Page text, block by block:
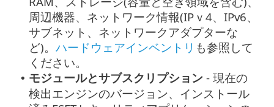
周辺機器、ネットワーク情報(IPｖ4、IPv6、
サブネット、ネットワークアダプターな
ど)。 ハードウェアインベントリ も参照して
ください。
• モジュールとサブスクリプション - 現在の
検出エンジンのバージョン、インストール